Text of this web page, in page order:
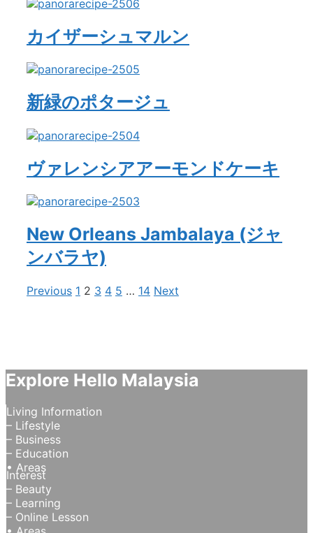
カイザーシュマルン
新緑のポタージュ
ヴァレンシアアーモンドケーキ
New Orleans Jambalaya (ジャ
ンバラヤ)
Previous 1 2 3 4 5 … 14 Next
Explore Hello Malaysia
Living Information
– Lifestyle
– Business
– Education
• Areas
Interest
– Beauty
– Learning
– Online Lesson